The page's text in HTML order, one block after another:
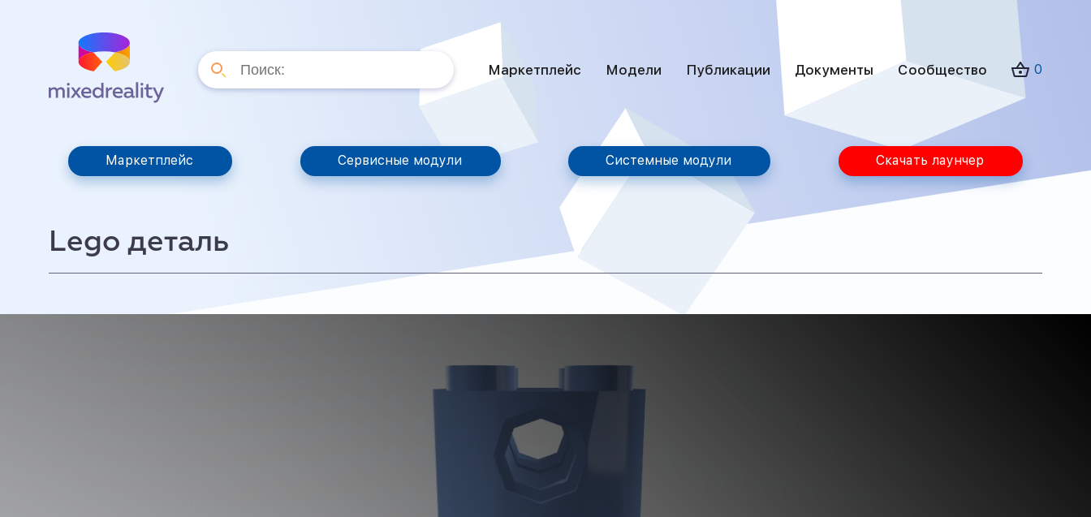
Маркетплейс Модели Публикации Документы Сообщество 0
Маркетплейс Сервисные модули Системные модули Скачать лаунчер
Lego деталь